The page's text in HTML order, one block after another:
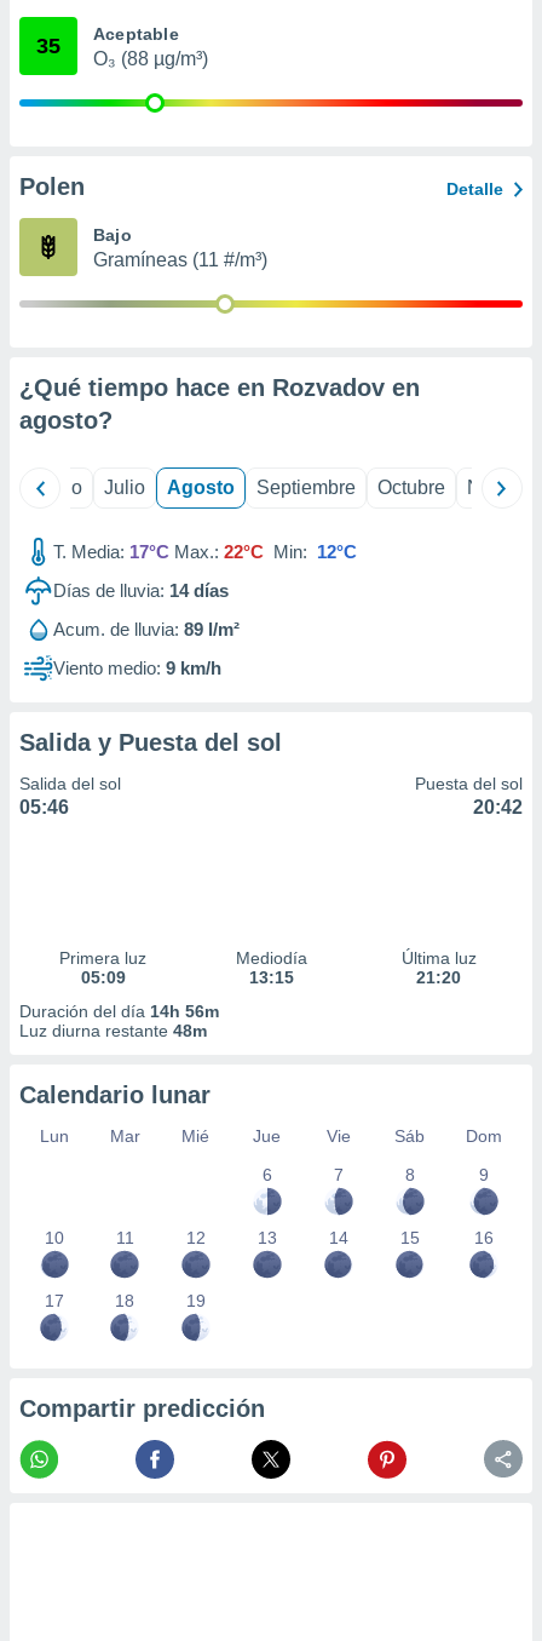
mediante
publicidad
de
35 Aceptable
O₃ (88 µg/m³)
Polen Detalle
Bajo
Gramíneas (11 #/m³)
¿Qué tiempo hace en Rozvadov en
agosto?
Junio Julio Agosto Septiembre Octubre
T. Media: 17°C Max.: 22°C Min: 12°C
Días de lluvia: 14días
Acum. de lluvia: 89 l/m²
Viento medio: 9 km/h
Salida y Puesta del sol
Salida del sol
05:46
Puesta del sol
20:42
Primera luz
05:09
Mediodía
13:15
Última luz
21:20
Duración del día 14h 56m
Luz diurna restante 48m
Calendario lunar
Lun Mar Mié Jue Vie Sáb
Dom
6
7 8 9
10 11 12 13 14 15 16
17 18 19
Compartir predicción